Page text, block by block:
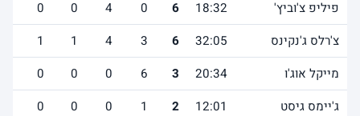
פיליפ צ'וביץ'
18:32
6
0
4
0
0
צ'רלס ג'נקינס
32:05
6
3
4
1
1
מייקל אוג'ו
20:34
3
6
0
0
0
ג'יימס גיסט
12:01
2
1
0
0
0